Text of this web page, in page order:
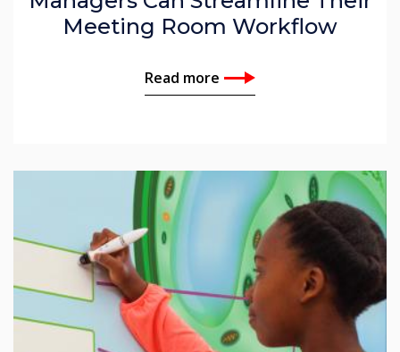
Meeting Room Workflow
Read more